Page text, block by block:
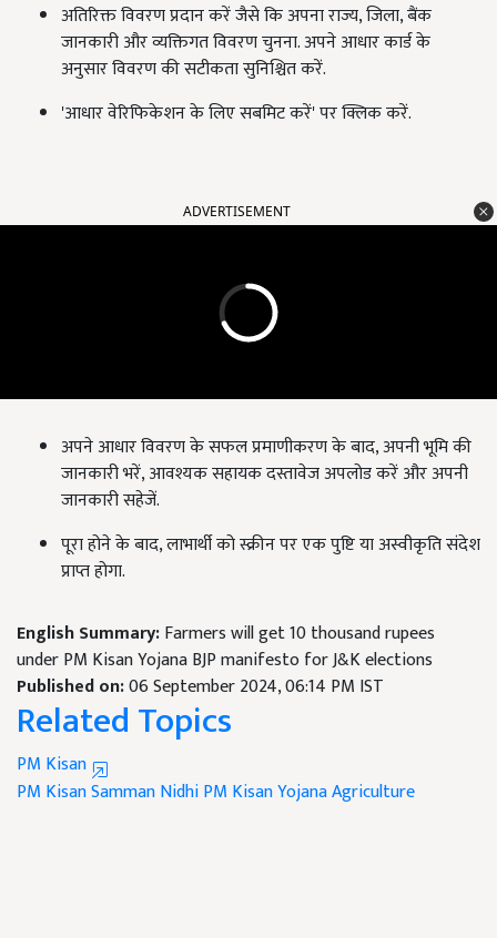
अतिरिक्त विवरण प्रदान करें जैसे कि अपना राज्य, जिला, बैंक
जानकारी और व्यक्तिगत विवरण चुनना. अपने आधार कार्ड के
अनुसार विवरण की सटीकता सुनिश्चित करें.
'आधार वेरिफिकेशन के लिए सबमिट करें' पर क्लिक करें.
ADVERTISEMENT
अपने आधार विवरण के सफल प्रमाणीकरण के बाद, अपनी भूमि की
जानकारी भरें, आवश्यक सहायक दस्तावेज अपलोड करें और अपनी
जानकारी सहेजें.
पूरा होने के बाद, लाभार्थी को स्क्रीन पर एक पुष्टि या अस्वीकृति संदेश
प्राप्त होगा.
English Summary:Farmers will get 10 thousand rupees
under PM Kisan Yojana BJP manifesto for J&K elections
Published on:06 September 2024, 06:14 PM IST
Related Topics
PM Kisan
PM Kisan Samman NidhiPM Kisan YojanaAgriculture